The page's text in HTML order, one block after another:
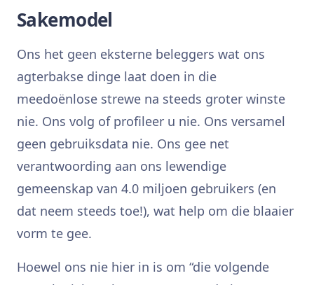
Sakemodel
Ons het geen eksterne beleggers wat ons
agterbakse dinge laat doen in die
meedoënlose strewe na steeds groter winste
nie. Ons volg of profileer u nie. Ons versamel
geen gebruiksdata nie. Ons gee net
verantwoording aan ons lewendige
gemeenskap van 4.0 miljoen gebruikers (en
dat neem steeds toe!), wat help om die blaaier
vorm te gee.
Hoewel ons nie hier in is om “die volgende